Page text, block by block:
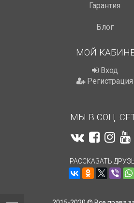
Гарантия
Блог
МОЙ
Вход
Регистрация
МЫ В СОЦ.
РАССКАЗАТЬ